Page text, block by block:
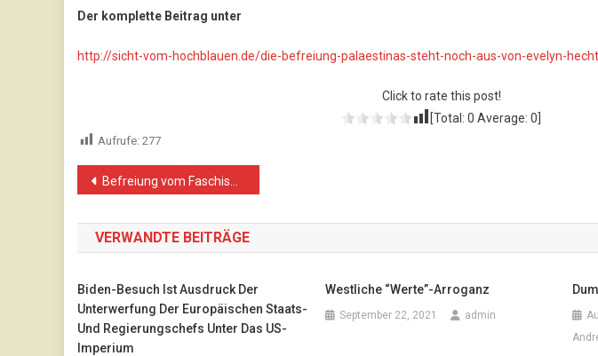
Der komplette Beitrag unter
http://sicht-vom-hochblauen.de/die-befreiung-palaestinas-steht-noch-aus-von-evelyn-
Click to rate this post!
[Total: 0 Average: 0
Aufrufe: 277
Beitragsnavigation
Befreiung vom Faschismus, eine deutsche Staatsraison
VERWANDTE BEITRÄGE
Biden-Besuch Ist Ausdruck Der
Unterwerfung Der Europäischen Staats-
Und Regierungschefs Unter Das US-
Imperium
Westliche “Werte”-Arroganz
September 22, 2021 admin